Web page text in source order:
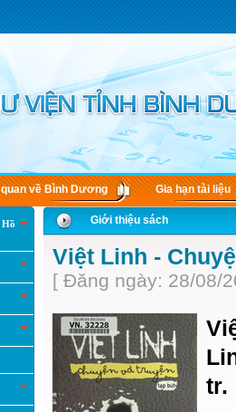
quan về Bình Dương Gia hạn tài liệu
Hồ
Giới thiệu sách
Việt Linh -
[ Đăng ngày: 28/08/
tr.